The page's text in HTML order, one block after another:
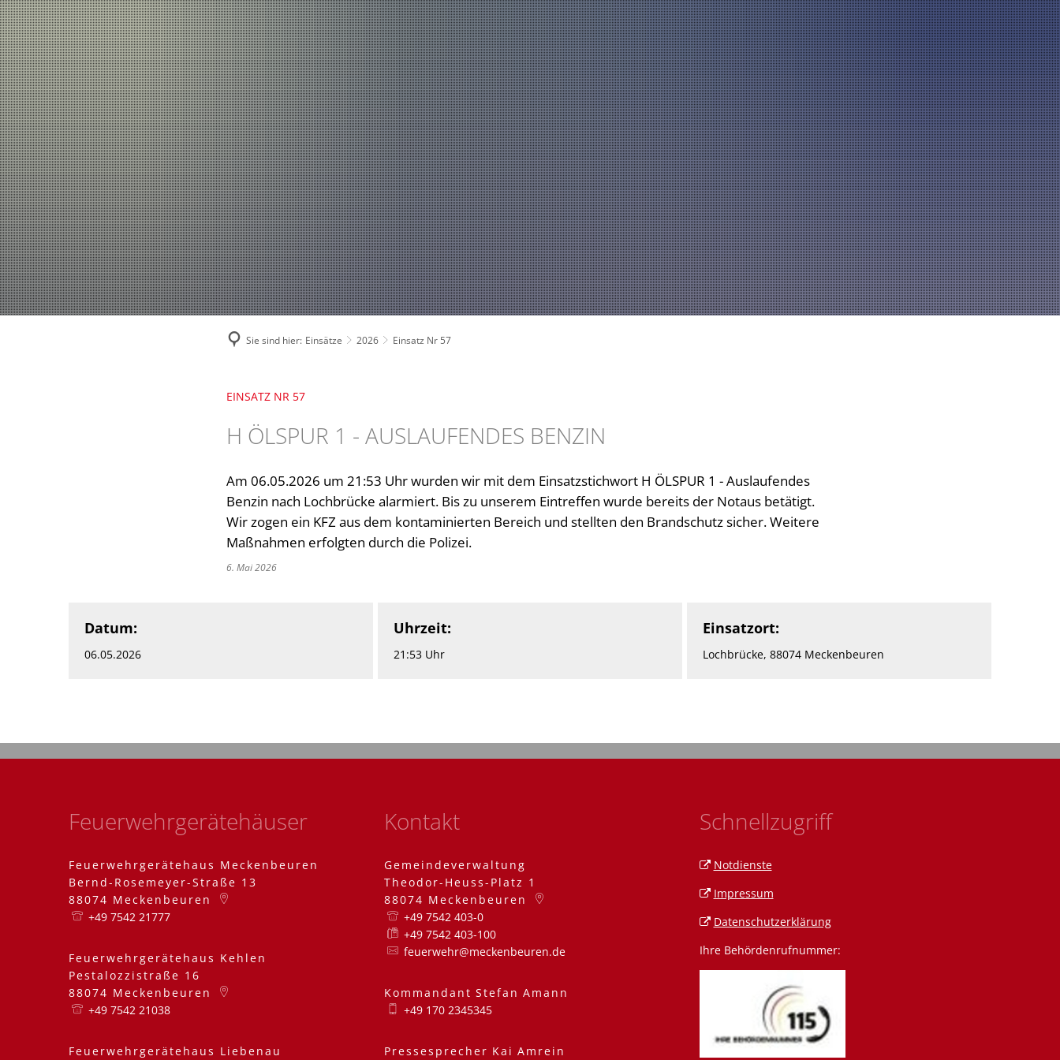
Einsätze
2026
2025
2024
2023
2022
2021
Aktuelles Über uns
Führung und Organisation
Fachgebiete und Funktionsträger
Mannschaft
Fahrzeuge und Technik Jugend Spielmannszug Mitglied werden A A A
Sie sind hier: Einsätze 2026 Einsatz Nr 57
EINSATZ NR 57
H ÖLSPUR 1 - AUSLAUFENDES BENZIN
Am 06.05.2026 um 21:53 Uhr wurden wir mit dem Einsatzstichwort H ÖLSPUR 1 - Auslaufendes
Benzin nach Lochbrücke alarmiert. Bis zu unserem Eintreffen wurde bereits der Notaus betätigt.
Wir zogen ein KFZ aus dem kontaminierten Bereich und stellten den Brandschutz sicher. Weitere
Maßnahmen erfolgten durch die Polizei.
6. Mai 2026
Datum:
06.05.2026
Uhrzeit:
21:53 Uhr
Einsatzort:
Lochbrücke, 88074 Meckenbeuren
Feuerwehrgerätehäuser
Feuerwehrgerätehaus Meckenbeuren
Bernd-Rosemeyer-Straße 13
88074 Meckenbeuren
+49 7542 21777
Feuerwehrgerätehaus Kehlen
Pestalozzistraße 16
88074 Meckenbeuren
+49 7542 21038
Feuerwehrgerätehaus Liebenau
Kontakt
Gemeindeverwaltung
Theodor-Heuss-Platz 1
88074 Meckenbeuren
+49 7542 403-0
+49 7542 403-100
feuerwehr@meckenbeuren.de
Kommandant Stefan Amann
+49 170 2345345
Pressesprecher Kai Amrein
Schnellzugriff
Notdienste
Impressum
Datenschutzerklärung
Ihre Behördenrufnummer: